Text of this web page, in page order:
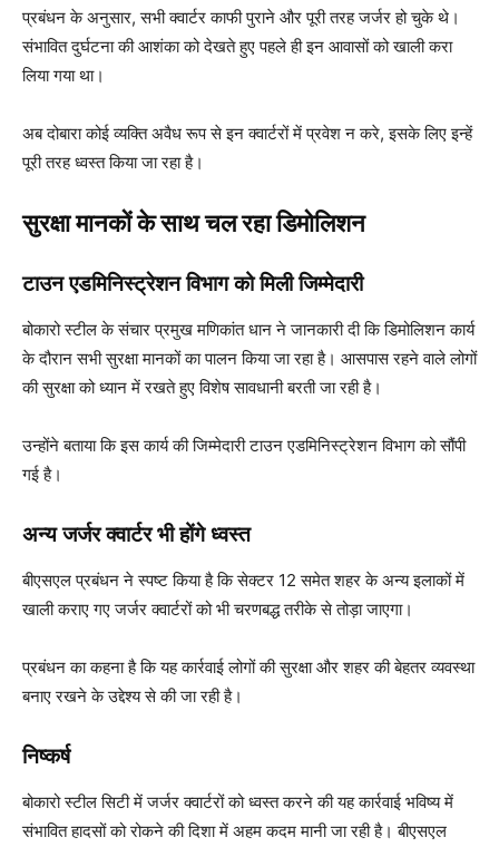
प्रबंधन के अनुसार, सभी क्वार्टर काफी पुराने और पूरी तरह जर्जर हो चुके थे।
संभावित दुर्घटना की आशंका को देखते हुए पहले ही इन आवासों को खाली करा
लिया गया था।
अब दोबारा कोई व्यक्ति अवैध रूप से इन क्वार्टरों में प्रवेश न करे, इसके लिए इन्हें
पूरी तरह ध्वस्त किया जा रहा है।
सुरक्षा मानकों के साथ चल रहा डिमोलिशन
टाउन एडमिनिस्ट्रेशन विभाग को मिली जिम्मेदारी
बोकारो स्टील के संचार प्रमुख मणिकांत धान ने जानकारी दी कि डिमोलिशन कार्य
के दौरान सभी सुरक्षा मानकों का पालन किया जा रहा है। आसपास रहने वाले लोगों
की सुरक्षा को ध्यान में रखते हुए विशेष सावधानी बरती जा रही है।
उन्होंने बताया कि इस कार्य की जिम्मेदारी टाउन एडमिनिस्ट्रेशन विभाग को सौंपी
गई है।
अन्य जर्जर क्वार्टर भी होंगे ध्वस्त
बीएसएल प्रबंधन ने स्पष्ट किया है कि सेक्टर 12 समेत शहर के अन्य इलाकों में
खाली कराए गए जर्जर क्वार्टरों को भी चरणबद्ध तरीके से तोड़ा जाएगा।
प्रबंधन का कहना है कि यह कार्रवाई लोगों की सुरक्षा और शहर की बेहतर व्यवस्था
बनाए रखने के उद्देश्य से की जा रही है।
निष्कर्ष
बोकारो स्टील सिटी में जर्जर क्वार्टरों को ध्वस्त करने की यह कार्रवाई भविष्य में
संभावित हादसों को रोकने की दिशा में अहम कदम मानी जा रही है। बीएसएल